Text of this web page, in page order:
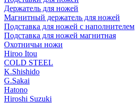
Держатель для ножей
Магнитный держатель для ножей
Подставка для ножей с наполнителем
Подставка для ножей магнитная
Охотничьи ножи
Hiroo Itou
COLD STEEL
K.Shishido
G.Sakai
Hatono
Hiroshi Suzuki